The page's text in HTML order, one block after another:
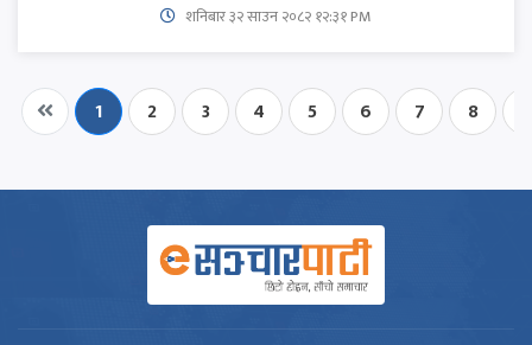
शनिबार ३२ साउन २०८२ १२:३१ PM
1 2 3 4 5 6 7 8